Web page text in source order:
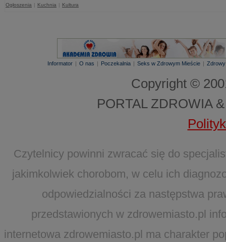
Ogłoszenia | Kuchnia | Kultura
Informator | O nas | Poczekalnia | Seks w Zdrowym Mieście |
Copyright ©
PORTAL ZDROWIA
Czytelnicy powinni zwracać się do
jakimkolwiek chorobom, w celu ich
odpowiedzialności za następstwa
przedstawionych w zdrowemiasto.pl
internetowa zdrowemiasto.pl ma charakter